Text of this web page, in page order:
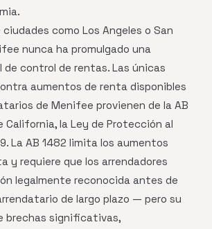
como Los Angeles o San
nunca ha promulgado una
de control de rentas. Las únicas
aumentos de renta disponibles
de Menifee provienen de la AB
California, la Ley de Protección al
La AB 1482 limita los aumentos
y requiere que los arrendadores
legalmente reconocida antes de
de largo plazo — pero su
brechas significativas,